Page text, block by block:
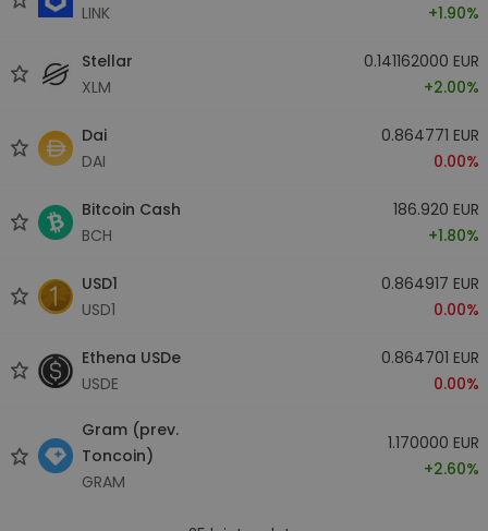
LINK
+1.90%
Stellar
XLM
0.141162000 EUR
+2.00%
Dai
DAI
0.864771 EUR
0.00%
Bitcoin Cash
BCH
186.920 EUR
+1.80%
USD1
USD1
0.864917 EUR
0.00%
Ethena USDe
USDE
0.864701 EUR
0.00%
Gram (prev.
Toncoin)
GRAM
1.170000 EUR
+2.60%